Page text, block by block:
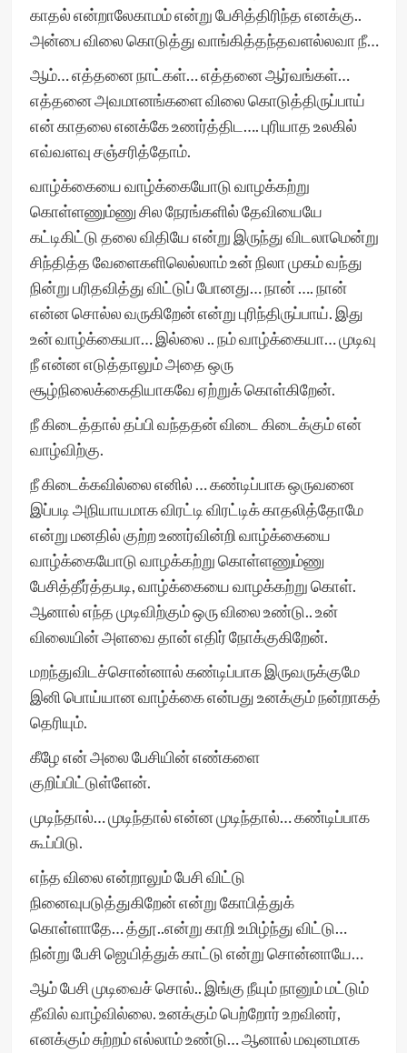
காதல் என்றாலேகாமம் என்று பேசித்திரிந்த எனக்கு..
அன்பை விலை கொடுத்து வாங்கித்தந்தவளல்லவா நீ…
ஆம்… எத்தனை நாட்கள்… எத்தனை ஆர்வங்கள்…
எத்தனை அவமானங்களை விலை கொடுத்திருப்பாய்
என் காதலை எனக்கே உணர்த்திட…. புரியாத உலகில்
எவ்வளவு சஞ்சரித்தோம்.
வாழ்க்கையை வாழ்க்கையோடு வாழக்கற்று
கொள்ளணும்ணு சில நேரங்களில் தேவியையே
கட்டிகிட்டு தலை விதியே என்று இருந்து விடலாமென்று
சிந்தித்த வேளைகளிலெல்லாம் உன் நிலா முகம் வந்து
நின்று பரிதவித்து விட்டுப் போனது… நான் …. நான்
என்ன சொல்ல வருகிறேன் என்று புரிந்திருப்பாய். இது
உன் வாழ்க்கையா… இல்லை .. நம் வாழ்க்கையா… முடிவு
நீ என்ன எடுத்தாலும் அதை ஒரு
சூழ்நிலைக்கைதியாகவே ஏற்றுக் கொள்கிறேன்.
நீ கிடைத்தால் தப்பி வந்ததன் விடை கிடைக்கும் என்
வாழ்விற்கு.
நீ கிடைக்கவில்லை எனில் … கண்டிப்பாக ஒருவனை
இப்படி அநியாயமாக விரட்டி விரட்டிக் காதலித்தோமே
என்று மனதில் குற்ற உணர்வின்றி வாழ்க்கையை
வாழ்க்கையோடு வாழக்கற்று கொள்ளணும்ணு
பேசித்தீர்த்தபடி, வாழ்க்கையை வாழக்கற்று கொள்.
ஆனால் எந்த முடிவிற்கும் ஒரு விலை உண்டு.. உன்
விலையின் அளவை தான் எதிர் நோக்குகிறேன்.
மறந்துவிடச்சொன்னால் கண்டிப்பாக இருவருக்குமே
இனி பொய்யான வாழ்க்கை என்பது உனக்கும் நன்றாகத்
தெரியும்.
கீழே என் அலை பேசியின் எண்களை
குறிப்பிட்டுள்ளேன்.
முடிந்தால்… முடிந்தால் என்ன முடிந்தால்… கண்டிப்பாக
கூப்பிடு.
எந்த விலை என்றாலும் பேசி விட்டு
நினைவுபடுத்துகிறேன் என்று கோபித்துக்
கொள்ளாதே… த்தூ..என்று காறி உமிழ்ந்து விட்டு…
நின்று பேசி ஜெயித்துக் காட்டு என்று சொன்னாயே…
ஆம் பேசி முடிவைச் சொல்.. இங்கு நீயும் நானும் மட்டும்
தீவில் வாழ்வில்லை. உனக்கும் பெற்றோர் உறவினர்,
எனக்கும் சுற்றம் எல்லாம் உண்டு… ஆனால் மவுனமாக